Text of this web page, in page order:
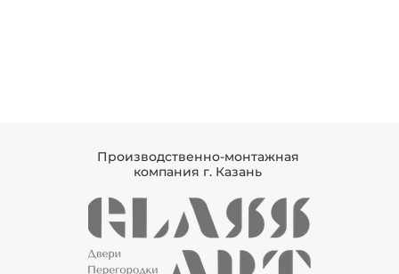
Производственно-монтажная
компания г. Казань